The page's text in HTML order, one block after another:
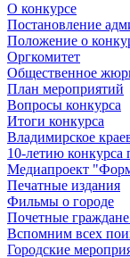
О конкурсе
Постановление
Положение о
Оргкомитет
Общественное
План мероприятий
Вопросы конкурса
Итоги конкурса
Владимирское
10-летию конкурса
Медиапроект
Печатные издания
Фильмы о городе
Почетные
Вспомним всех
Городские